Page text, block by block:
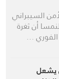
السيبراني
أن ثغرة
…
يشعل